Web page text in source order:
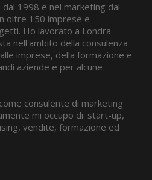
dal 1998 e nel marketing dal
oltre 150 imprese e
Ho lavorato a Londra
nell'ambito della consulenza
imprese, della formazione e
aziende e per alcune
consulente di marketing
mi occupo di: start-up,
vendite, formazione ed